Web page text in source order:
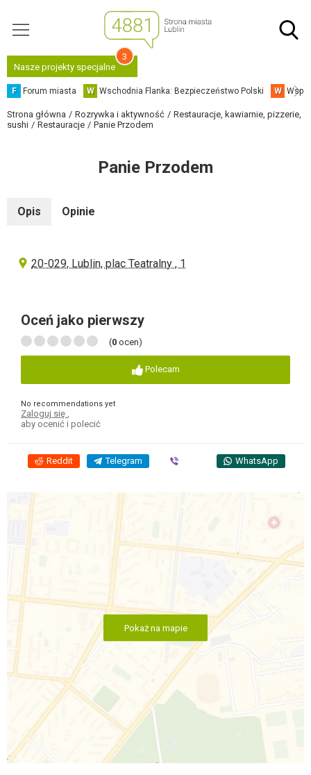
Nasze projekty specjalne
3
F Forum miasta W Wschodnia Flanka: Bezpieczeństwo Polski W
Strona główna Rozrywka i aktywność
Restauracje, kawiarnie, pizzerie,
sushi
Restauracje Panie Przodem
Panie Przodem
Opis Opinie
20-029, Lublin, plac Teatralny , 1
Oceń jako pierwszy
(0 ocen)
Polecam
No recommendations yet
Zaloguj się
aby ocenić i polecić
Reddit Telegram WhatsApp
Pokaż na mapie